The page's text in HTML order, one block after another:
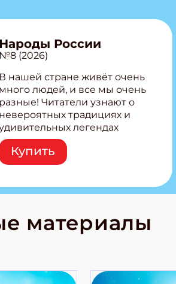
Народы России
№8 (2026)
В нашей стране живёт очень
много людей, и все мы очень
разные! Читатели узнают о
невероятных традициях и
легендах
народов России! Внутри:
Легенды татар, башкир и
бурятов Настольная игра
слова Традиционные
приключения!
Купить
материалы